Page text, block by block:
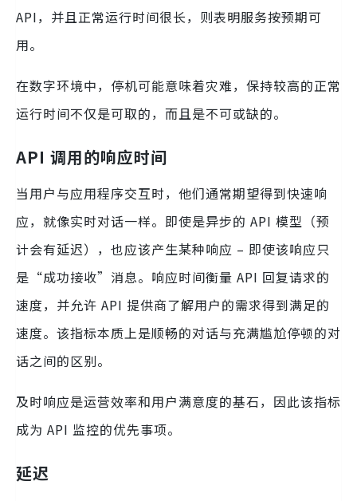
API，并且正常运行时间很长，则表明服务按预期可
用。
在数字环境中，停机可能意味着灾难，保持较高的正常
运行时间不仅是可取的，而且是不可或缺的。
API 调用的响应时间
当用户与应用程序交互时，他们通常期望得到快速响
应，就像实时对话一样。即使是异步的 API 模型（预
计会有延迟），也应该产生某种响应 – 即使该响应只
是“成功接收”消息。响应时间衡量 API 回复请求的
速度，并允许 API 提供商了解用户的需求得到满足的
速度。该指标本质上是顺畅的对话与充满尴尬停顿的对
话之间的区别。
及时响应是运营效率和用户满意度的基石，因此该指标
成为 API 监控的优先事项。
延迟